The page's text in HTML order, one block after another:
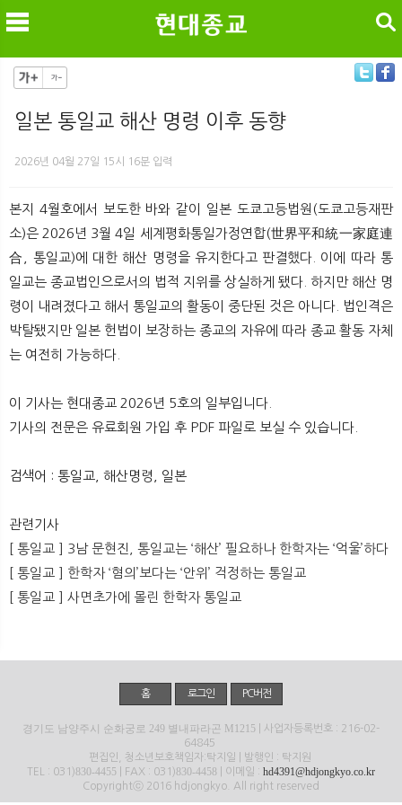
검색
일본 통일교 해산 명령 이후 동향
2026년 04월 27일 15시 16분 입력
본지 4월호에서 보도한 바와 같이 일본 도쿄고등법원(도쿄고등재판
소)은 2026년 3월 4일 세계평화통일가정연합(世界平和統一家庭連
合, 통일교)에 대한 해산 명령을 유지한다고 판결했다. 이에 따라 통
일교는 종교법인으로서의 법적 지위를 상실하게 됐다. 하지만 해산 명
령이 내려졌다고 해서 통일교의 활동이 중단된 것은 아니다. 법인격은
박탈됐지만 일본 헌법이 보장하는 종교의 자유에 따라 종교 활동 자체
는 여전히 가능하다.
이 기사는 현대종교 2026년 5호의 일부입니다.
기사의 전문은 유료회원 가입 후 PDF 파일로 보실 수 있습니다.
검색어 : 통일교, 해산명령, 일본
관련기사
[ 통일교 ] 3남 문현진, 통일교는 ‘해산’ 필요하나 한학자는 ‘억울’하다
[ 통일교 ] 한학자 ‘혐의’보다는 ‘안위’ 걱정하는 통일교
[ 통일교 ] 사면초가에 몰린 한학자 통일교
홈 로그인 PC버전
경기도 남양주시 순화궁로 249 별내파라곤 M1215 | 사업자등록번호 : 216-02-
64845
편집인, 청소년보호책임자:탁지일 | 발행인 : 탁지원
TEL : 031)830-4455 | FAX : 031)830-4458 | 이메일 : hd4391@hdjongkyo.co.kr
Copyrightⓒ 2016 hdjongkyo. All right reserved